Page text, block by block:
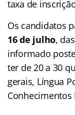
taxa de
Os candidatos
16 de julho,
informado
ter de 20 a 30
gerais, Língua
Conhecimentos